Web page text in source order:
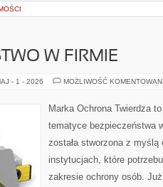
W FIRMIE
- 1 - 2026 MOŻLIWOŚĆ
Marka Ochrona Twierdza
tematyce bezpieczeństwa
została stworzona z
instytucjach, które
zakresie ochrony osób.